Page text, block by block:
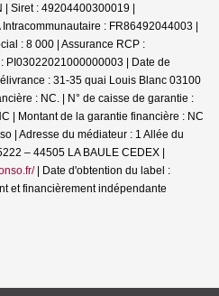
| Siret : 49204400300019 |
: FR86492044003 |
: 8 000 | Assurance RCP :
PI03022021000000003 | Date de
: 31-35 quai Louis Blanc 03100
: NC. | N° de caisse de garantie :
| Montant de la garantie financière : NC
| Adresse du médiateur : 1 Allée du
– 44505 LA BAULE CEDEX |
| Date d'obtention du label :
et financièrement indépendante